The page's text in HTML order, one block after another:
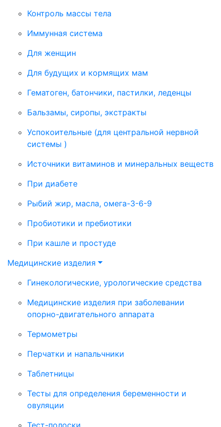
Контроль массы тела
Иммунная система
Для женщин
Для будущих и кормящих мам
Гематоген, батончики, пастилки, леденцы
Бальзамы, сиропы, экстракты
Успокоительные (для центральной нервной
системы )
Источники витаминов и минеральных веществ
При диабете
Рыбий жир, масла, омега-3-6-9
Пробиотики и пребиотики
При кашле и простуде
Медицинские изделия
Гинекологические, урологические средства
Медицинские изделия при заболевании
опорно-двигательного аппарата
Термометры
Перчатки и напальчники
Таблетницы
Тесты для определения беременности и
овуляции
Тест-полоски